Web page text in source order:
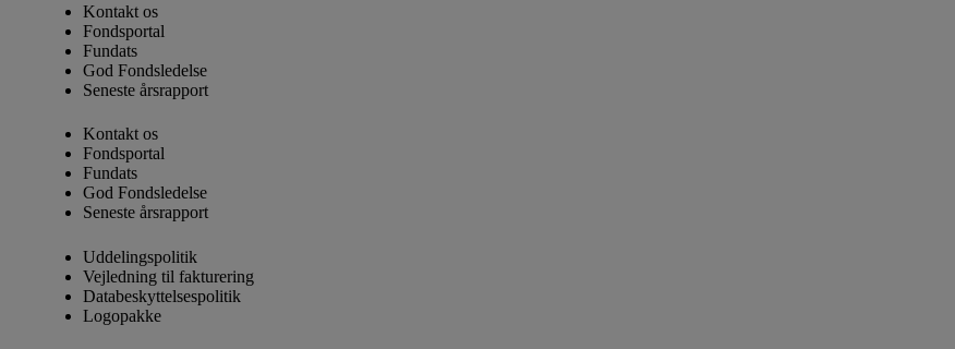
Kontakt os
Fondsportal
Fundats
God Fondsledelse
Seneste årsrapport
Kontakt os
Fondsportal
Fundats
God Fondsledelse
Seneste årsrapport
Uddelingspolitik
Vejledning til fakturering
Databeskyttelsespolitik
Logopakke